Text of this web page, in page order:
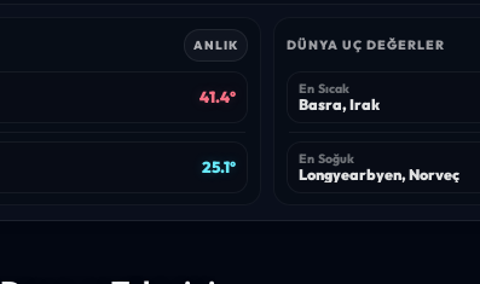
ANLIK
41.4°
25.1°
DÜNYA UÇ DEĞERLER
En Sıcak
Basra, Irak
En Soğuk
Longyearbyen, Norveç